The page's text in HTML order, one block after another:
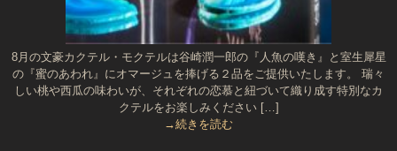
8月の文豪カクテル・モクテルは谷崎潤一郎の『人魚の嘆き』と室生犀星
の『蜜のあわれ』にオマージュを捧げる２品をご提供いたします。 瑞々
しい桃や西瓜の味わいが、それぞれの恋慕と紐づいて織り成す特別なカ
クテルをお楽しみください […]
→続きを読む